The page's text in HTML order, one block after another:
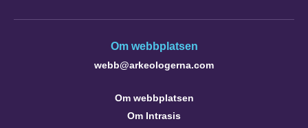
Om webbplatsen
webb@arkeologerna.com
Om webbplatsen
Om Intrasis